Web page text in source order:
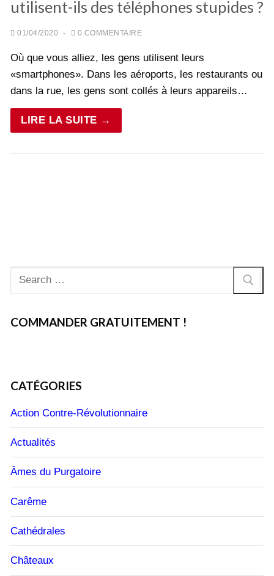
utilisent-ils des téléphones stupides ?
01/04/2020 - 0 COMMENTAIRE
Où que vous alliez, les gens utilisent leurs
«smartphones». Dans les aéroports, les restaurants ou
dans la rue, les gens sont collés à leurs appareils…
LIRE LA SUITE →
Rechercher
:
COMMANDER GRATUITEMENT !
CATÉGORIES
Action Contre-Révolutionnaire
Actualités
Âmes du Purgatoire
Carême
Cathédrales
Châteaux